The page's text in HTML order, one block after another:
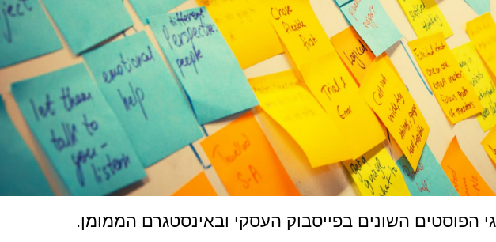
הפוסטים השונים בפייסבוק העסקי ובאינסטגרם הממומן.